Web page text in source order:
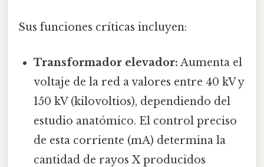
Sus funciones críticas incluyen:
Transformador elevador: Aumenta el
voltaje de la red a valores entre 40 kV y
150 kV (kilovoltios), dependiendo del
estudio anatómico. El control preciso
de esta corriente (mA) determina la
cantidad de rayos X producidos